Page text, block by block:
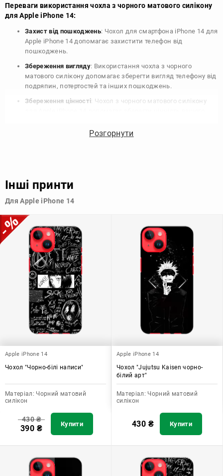
Переваги використання чохла з чорного матового силікону
для Apple iPhone 14:
Захист від пошкоджень: Чохол для смартфона iPhone 14 для
Apple iPhone 14 допомагає захистити телефон від
пошкоджень.
Збереження вигляду: Використання чохла з чорного
матового силікону допомагає зберегти вигляд телефону від
подряпин, потертостей та інших пошкоджень.
Збереження цінності: Чохол з чорного матового силікону
продати свій пристрій в майбутньому.
Узагалі, чохол для телефону - це дуже корисний аксесуар, який
допомагає захистити ваш пристрій, зберегти його цінність і
Розгорнути
Інші принти
Для Apple iPhone 14
Apple iPhone 14
Чохол "Чорно-білі написи"
Матеріал: Чорний матовий
силікон
430₴
390 ₴ Купити
Apple iPhone 14
Чохол "Jujutsu Kaisen чорно-
білий арт"
Матеріал: Чорний матовий
силікон
430 ₴ Купити